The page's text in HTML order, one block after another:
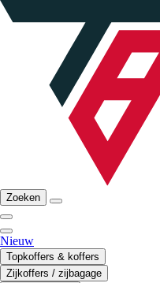
Zoeken
Nieuw
Topkoffers & koffers
Zijkoffers / zijbagage